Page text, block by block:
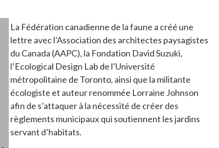
La Fédération canadienne de la faune a créé une
lettre avec l’Association des architectes paysagistes
du Canada (AAPC), la Fondation David Suzuki,
l’Ecological Design Lab de l’Université
métropolitaine de Toronto, ainsi que la militante
écologiste et auteur renommée Lorraine Johnson
afin de s’attaquer à la nécessité de créer des
règlements municipaux qui soutiennent les jardins
servant d’habitats.